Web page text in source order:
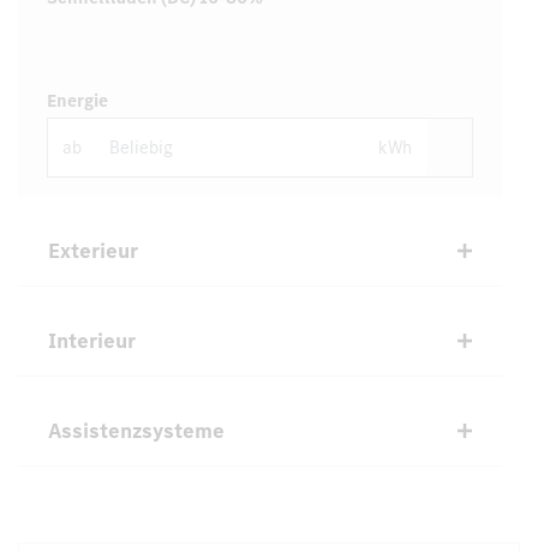
Energie
ab kWh
Exterieur
Interieur
Assistenzsysteme